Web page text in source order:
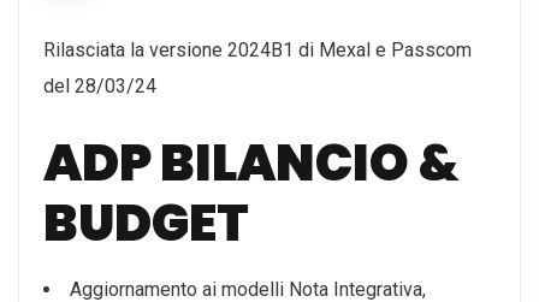
Rilasciata la versione 2024B1 di Mexal e Passcom
del 28/03/24
ADP BILANCIO &
BUDGET
Aggiornamento ai modelli Nota Integrativa,